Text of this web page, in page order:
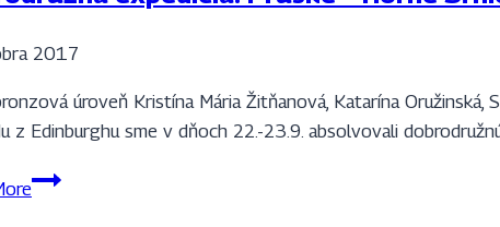
2017
úroveň Kristína Mária Žitňanová, Katarína Oružinská,
z Edinburghu sme v dňoch 22.-23.9. absolvovali
Dobrodružná